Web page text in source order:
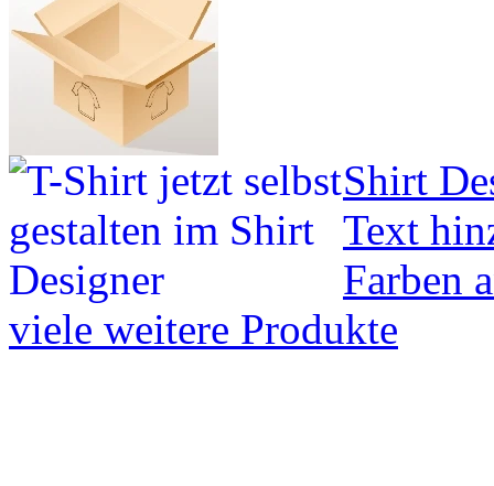
Shirt
Text
Farben
viele weitere Produkte